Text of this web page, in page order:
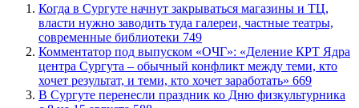
​Когда в Сургуте начнут закрываться магазины и ТЦ,
власти нужно заводить туда галереи, частные театры,
современные библиотеки 749
​Комментатор под выпуском «ОЧГ»: «Деление КРТ Ядра
центра Сургута – обычный конфликт между теми, кто
хочет результат, и теми, кто хочет заработать» 669
​В Сургуте перенесли праздник ко Дню физкультурника